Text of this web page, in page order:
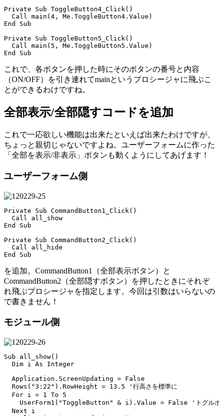
Private Sub ToggleButton4_Click()
  Call main(4, Me.ToggleButton4.Value)
End Sub
Private Sub ToggleButton5_Click()
  Call main(5, Me.ToggleButton5.Value)
これで、各ボタンを押した時にそのボタンの番号と内容
（ON/OFF）を引き連れてmainというプロシージャに飛ぶこ
とができるわけですね。
全部表示/全部隠すコードを追加
これで一応欲しい機能は出来たといえば出来たわけですが、
ちょっと親切じゃないですよね。ユーザーフォームに作った
「全部を表示/非表示」ボタンも動くようにしてあげます！
ユーザーフォーム側
Private Sub CommandButton1_Click()
  Call all_show
End Sub
Private Sub CommandButton2_Click()
  Call all_hide
を追加。CommandButton1（全部表示ボタン）と
CommandButton2（全部隠すボタン）を押したときにそれぞ
れ飛ぶプロシージャを指定します。今回は引数はいらないの
で書きません！
モジュール側
Sub all_show()
  Dim i As Integer
  Application.ScreenUpdating = False
  Rows("3:22").RowHeight = 13.5 '行高さを標準に
  For i = 1 To 5
UserForm1("ToggleButton" & i).Value = False 'トグルボ
  Next i